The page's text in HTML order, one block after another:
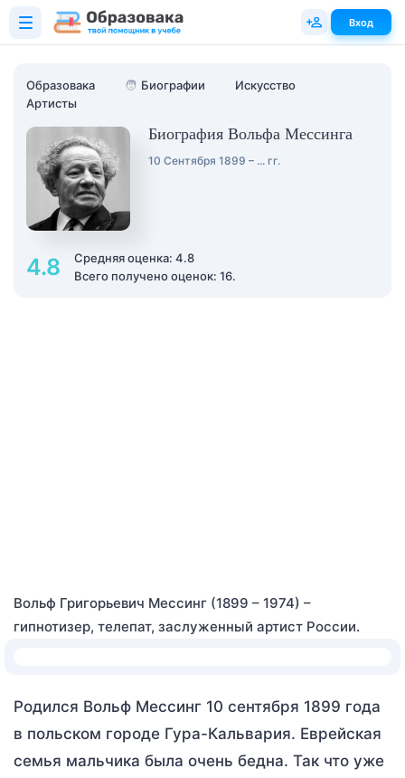
Образовака 🧑 Биографии
Искусство
Артисты
Биография Вольфа Мессинга
10 Сентября 1899 – ... гг.
4.8
Средняя оценка: 4.8
Всего получено оценок: 16.
Вольф Григорьевич Мессинг (1899 – 1974) –
гипнотизер, телепат, заслуженный артист России.
Родился Вольф Мессинг 10 сентября 1899 года
в польском городе Гура-Кальвария. Еврейская
семья мальчика была очень бедна. Так что уже
Вход